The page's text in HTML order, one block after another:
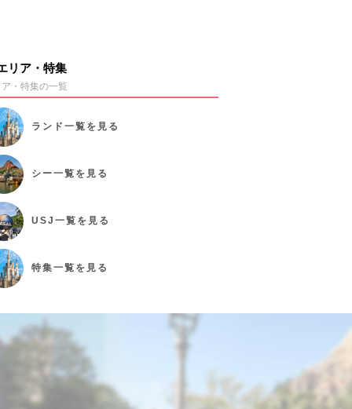
リア・特集
・特集の一覧
ランド 一覧を見る
シー一覧を見る
USJ 一覧を見る
特集一覧を見る